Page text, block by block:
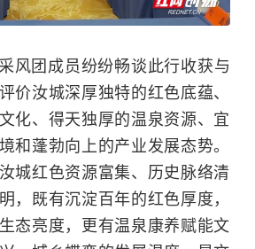
风团成员纷纷畅谈此行收获与
价汝城深厚独特的红色底蕴、
化、得天独厚的温泉资源、宜
和蓬勃向上的产业发展态势。
城红色资源富集、历史脉络清
，既有沉淀百年的红色厚度，
态亮度，更有温泉康养赋能文